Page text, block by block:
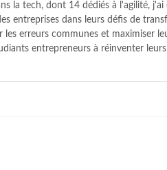
la tech, dont 14 dédiés à l'agilité,
entreprises dans leurs défis de
erreurs communes et maximiser
entrepreneurs à réinventer